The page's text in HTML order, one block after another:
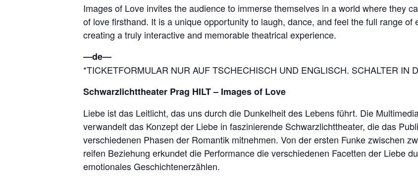
Images of Love invites the audience to immerse themselves in a world where they
of love firsthand. It is a unique opportunity to laugh, dance, and feel the full range of
creating a truly interactive and memorable theatrical experience.
―de―
*TICKETFORMULAR NUR AUF TSCHECHISCH UND ENGLISCH. SCHALTER IN
Schwarzlichttheater Prag HILT – Images of Love
Liebe ist das Leitlicht, das uns durch die Dunkelheit des Lebens führt. Die
verwandelt das Konzept der Liebe in faszinierende Schwarzlichttheater, die das
verschiedenen Phasen der Romantik mitnehmen. Von der ersten Funke zwischen
reifen Beziehung erkundet die Performance die verschiedenen Facetten der Liebe
emotionales Geschichtenerzählen.